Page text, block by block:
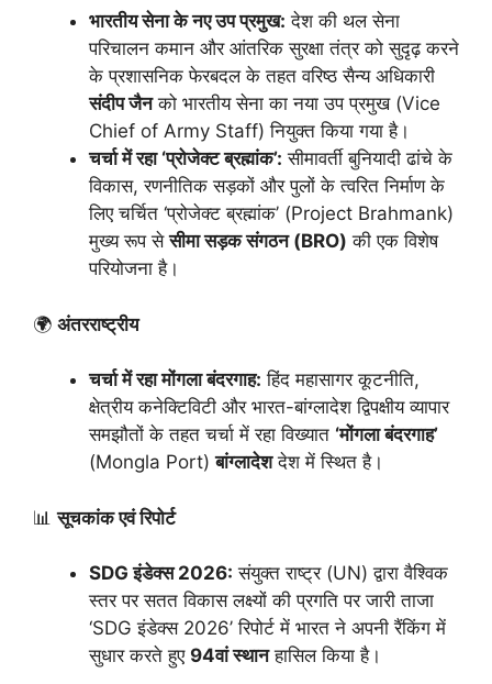
भारतीय सेना के नए उप प्रमुख: देश की थल सेना
परिचालन कमान और आंतरिक सुरक्षा तंत्र को सुदृढ़ करने
के प्रशासनिक फेरबदल के तहत वरिष्ठ सैन्य अधिकारी
संदीप जैनको भारतीय सेना का नया उप प्रमुख (Vice
Chief of Army Staff) नियुक्त किया गया है।
चर्चा में रहा ‘प्रोजेक्ट ब्रह्मांक’: सीमावर्ती बुनियादी ढांचे के
विकास, रणनीतिक सड़कों और पुलों के त्वरित निर्माण के
लिए चर्चित ‘प्रोजेक्ट ब्रह्मांक’ (Project Brahmank)
मुख्य रूप सेसीमा सड़क संगठन (BRO) की एक विशेष
परियोजना है।
🌍 अंतरराष्ट्रीय
चर्चा में रहा मोंगला बंदरगाह: हिंद महासागर कूटनीति,
क्षेत्रीय कनेक्टिविटी और भारत-बांग्लादेश द्विपक्षीय व्यापार
समझौतों के तहत चर्चा में रहा विख्यात ‘मोंगला बंदरगाह’
(Mongla Port)बांग्लादेशदेश में स्थित है।
📊सूचकांक एवं रिपोर्ट
SDG इंडेक्स 2026: संयुक्त राष्ट्र (UN) द्वारा वैश्विक
स्तर पर सतत विकास लक्ष्यों की प्रगति पर जारी ताजा
‘SDG इंडेक्स 2026’ रिपोर्ट में भारत ने अपनी रैंकिंग में
सुधार करते हुए 94वां स्थानहासिल किया है।